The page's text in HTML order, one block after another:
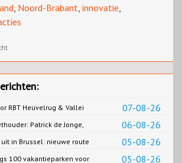
Noord-Brabant innovatie
07-08-26
RBT Heuvelrug & Vallei
06-08-26
Patrick de Jonge,
05-08-26
in Brussel: nieuwe route
05-08-26
100 vakantieparken voor